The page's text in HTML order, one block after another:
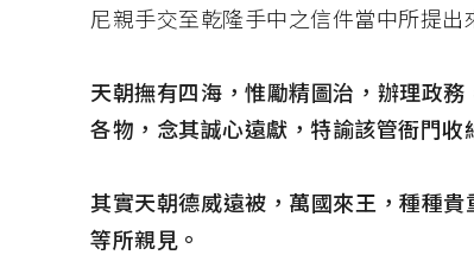
尼親手交至乾隆手中之信件當中所提出
天朝撫有四海，惟勵精圖治，辦理政
各物，念其誠心遠獻，特諭該管衙門收
其實天朝德威遠被，萬國來王，種種
等所親見。